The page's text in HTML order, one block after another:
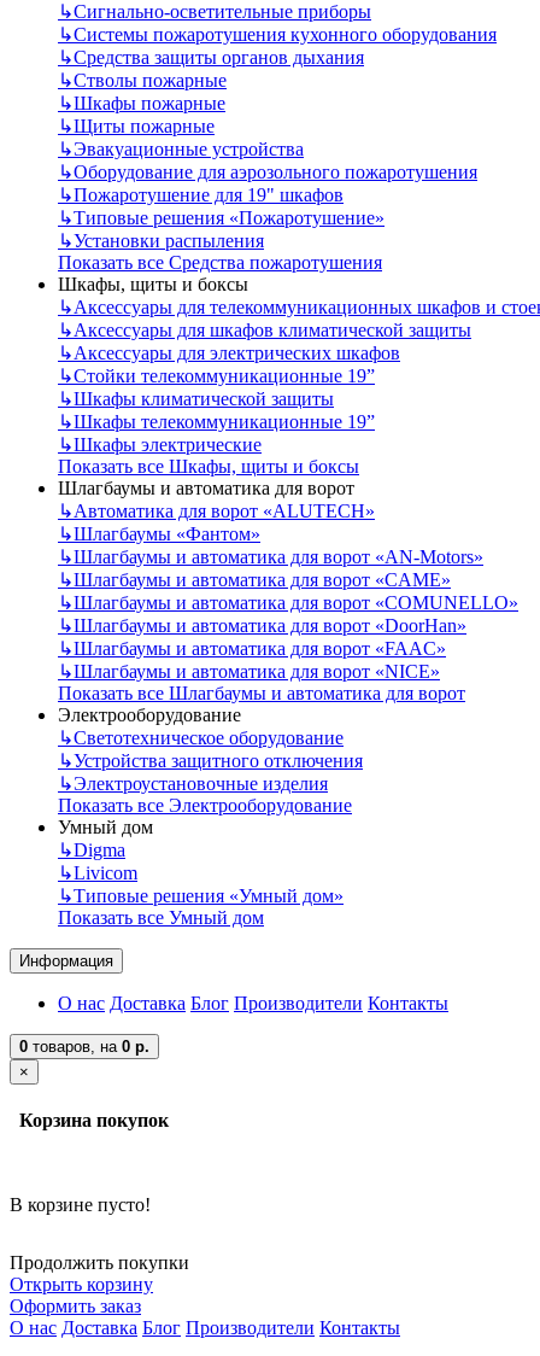
↳Сигнально-осветительные приборы
↳Системы пожаротушения кухонного оборудования
↳Средства защиты органов дыхания
↳Стволы пожарные
↳Шкафы пожарные
↳Щиты пожарные
↳Эвакуационные устройства
↳Оборудование для аэрозольного пожаротушения
↳Пожаротушение для 19" шкафов
↳Типовые решения «Пожаротушение»
↳Установки распыления
Показать все Средства пожаротушения
Шкафы, щиты и боксы
↳Аксессуары для телекоммуникационных шкафов и
↳Аксессуары для шкафов климатической защиты
↳Аксессуары для электрических шкафов
↳Стойки телекоммуникационные 19”
↳Шкафы климатической защиты
↳Шкафы телекоммуникационные 19”
↳Шкафы электрические
Показать все Шкафы, щиты и боксы
Шлагбаумы и автоматика для ворот
↳Автоматика для ворот «ALUTECH»
↳Шлагбаумы «Фантом»
↳Шлагбаумы и автоматика для ворот «AN-Motors»
↳Шлагбаумы и автоматика для ворот «CAME»
↳Шлагбаумы и автоматика для ворот «COMUNELLO»
↳Шлагбаумы и автоматика для ворот «DoorHan»
↳Шлагбаумы и автоматика для ворот «FAAC»
↳Шлагбаумы и автоматика для ворот «NICE»
Показать все Шлагбаумы и автоматика для ворот
Электрооборудование
↳Светотехническое оборудование
↳Устройства защитного отключения
↳Электроустановочные изделия
Показать все Электрооборудование
Умный дом
↳Digma
↳Livicom
↳Типовые решения «Умный дом»
Показать все Умный дом
Информация
О нас Доставка Блог Производители Контакты
0 товаров, на 0 р.
×
Корзина покупок
В корзине пусто!
Продолжить покупки
Открыть корзину
Оформить заказ
О нас Доставка Блог Производители Контакты